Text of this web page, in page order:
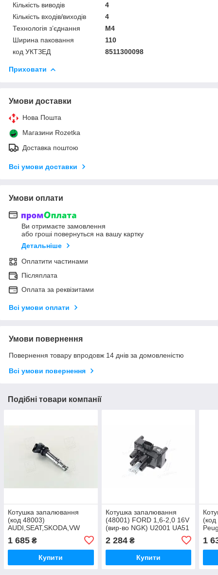
Кількість виводів
4
Кількість входів/виходів
4
Технологія з’єднання
M4
Ширина паковання
110
код УКТЗЕД
8511300098
Приховати
Умови доставки
Нова Пошта
Магазини Rozetka
Доставка поштою
Всі умови доставки
Умови оплати
Ви отримаєте замовлення
або гроші повернуться на вашу картку
Детальніше
Оплатити частинами
Післяплата
Оплата за реквізитами
Всі умови оплати
Умови повернення
Повернення товару впродовж 14 днів за домовленістю
Всі умови повернення
Подібні товари компанії
Котушка запалювання
(код 48003)
AUDI,SEAT,SKODA,VW
(вир-во NGK) U5002 UA51
1 685 ₴
Купити
Котушка запалювання
(48001) FORD 1,6-2,0 16V
(вир-во NGK) U2001 UA51
2 284₴
Купити
1